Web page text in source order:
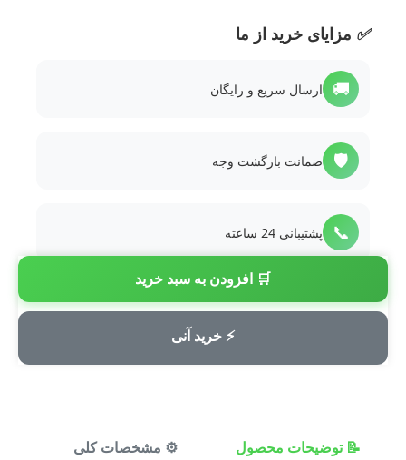
🛒 افزودن به سبد خرید
⚡ خرید آنی
✅ مزایای خرید از ما
🚚 ارسال سریع و رایگان
🛡️ ضمانت بازگشت وجه
📞 پشتیبانی 24 ساعته
💳 پرداخت امن
📝 توضیحات محصول ⚙️ مشخصات کلی